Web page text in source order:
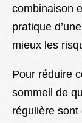
combinaison
pratique d’une
mieux les
Pour réduire
sommeil de
régulière